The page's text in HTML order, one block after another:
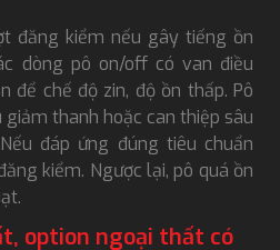
đăng kiểm nếu gây tiếng ồn
dòng pô on/off có van điều
để chế độ zin, độ ồn thấp. Pô
thanh hoặc can thiệp sâu
đáp ứng đúng tiêu chuẩn
kiểm. Ngược lại, pô quá ồn
option ngoại thất có